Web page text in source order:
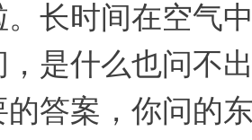
。长时间在空气
，是什么也问不
的答案，你问的